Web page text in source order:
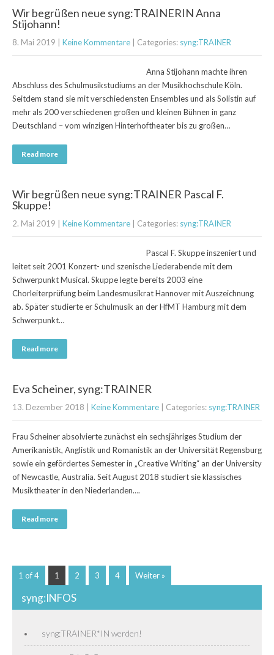
Wir begrüßen neue syng:TRAINERIN Anna
Stijohann!
8. Mai 2019 Keine Kommentare | Categories: syng:TRAINER
Anna Stijohann machte ihren
Abschluss des Schulmusikstudiums an der Musikhochschule Köln.
Seitdem stand sie mit verschiedensten Ensembles und als Solistin auf
mehr als 200 verschiedenen großen und kleinen Bühnen in ganz
Deutschland – vom winzigen Hinterhoftheater bis zu großen…
Read more
Wir begrüßen neue syng:TRAINER Pascal F.
Skuppe!
2. Mai 2019 Keine Kommentare | Categories: syng:TRAINER
Pascal F. Skuppe inszeniert und
leitet seit 2001 Konzert- und szenische Liederabende mit dem
Schwerpunkt Musical. Skuppe legte bereits 2003 eine
Chorleiterprüfung beim Landesmusikrat Hannover mit Auszeichnung
ab. Später studierte er Schulmusik an der HfMT Hamburg mit dem
Schwerpunkt…
Read more
Eva Scheiner, syng:TRAINER
13. Dezember 2018 Keine Kommentare | Categories: syng:TRAINER
Frau Scheiner absolvierte zunächst ein sechsjähriges Studium der
Amerikanistik, Anglistik und Romanistik an der Universität Regensburg
sowie ein gefördertes Semester in „Creative Writing“ an der University
of Newcastle, Australia. Seit August 2018 studiert sie klassisches
Musiktheater in den Niederlanden….
Read more
1 of 4 1 2 3 4 Weiter »
syng:INFOS
syng:TRAINER*IN werden!